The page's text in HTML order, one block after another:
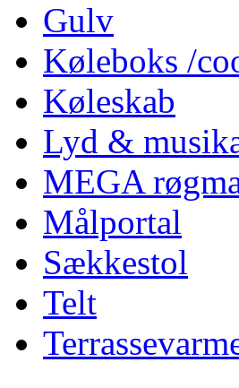
Gulv
Køleboks /
Køleskab
Lyd &
MEGA
Målportal
Sækkestol
Telt